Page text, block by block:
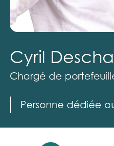
Cyril
Chargé de
Personne dédiée